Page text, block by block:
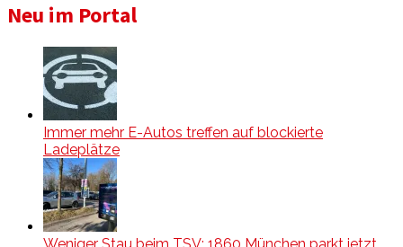
Neu im Portal
Immer mehr E-Autos treffen auf blockierte
Ladeplätze